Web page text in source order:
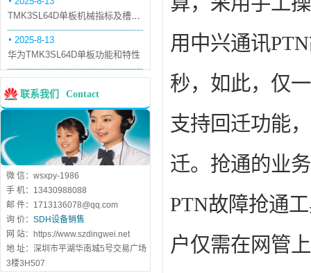
TMK3SL64D单板机械指标及槽位介绍
2025-8-13
华为TMK3SL64D单板功能和特性
联系我们 Contact
微 信：wsxpy-1986
手 机：13430988088
邮 件：1713136078@qq.com
询 价： SDH设备销售
网 站：https://www.szdingwei.net
地 址：深圳市平湖华南城5号交易广场
3楼3H507
用中兴通讯PTN
秒，如此，仅
支持回迁功能
迁。抢通的业
PTN故障抢通
户仅需在网管